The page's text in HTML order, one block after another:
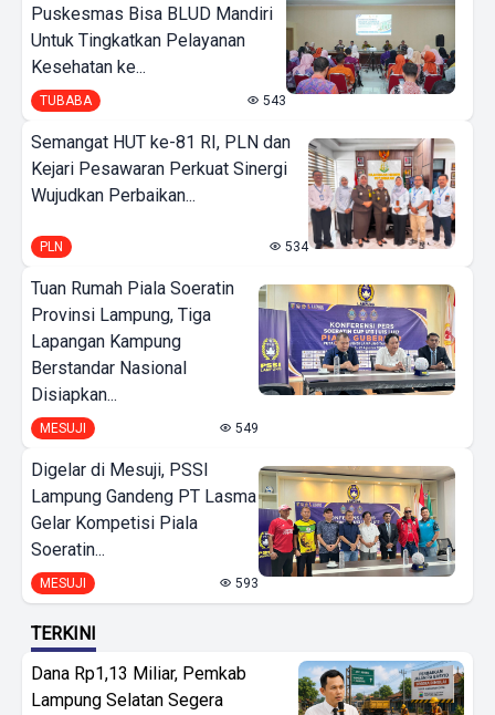
Puskesmas Bisa BLUD Mandiri
Untuk Tingkatkan Pelayanan
Kesehatan ke...
TUBABA 543
Semangat HUT ke-81 RI, PLN dan
Kejari Pesawaran Perkuat Sinergi
Wujudkan Perbaikan...
PLN 534
Tuan Rumah Piala Soeratin
Provinsi Lampung, Tiga
Lapangan Kampung
Berstandar Nasional
Disiapkan...
MESUJI 549
Digelar di Mesuji, PSSI
Lampung Gandeng PT Lasma
Gelar Kompetisi Piala
Soeratin...
MESUJI 593
TERKINI
Dana Rp1,13 Miliar, Pemkab
Lampung Selatan Segera